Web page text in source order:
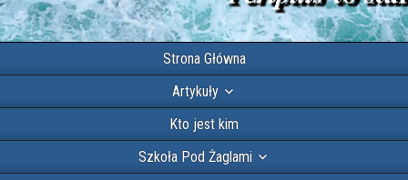
Strona Główna
Artykuły
Kto jest kim
Szkoła Pod Żaglami